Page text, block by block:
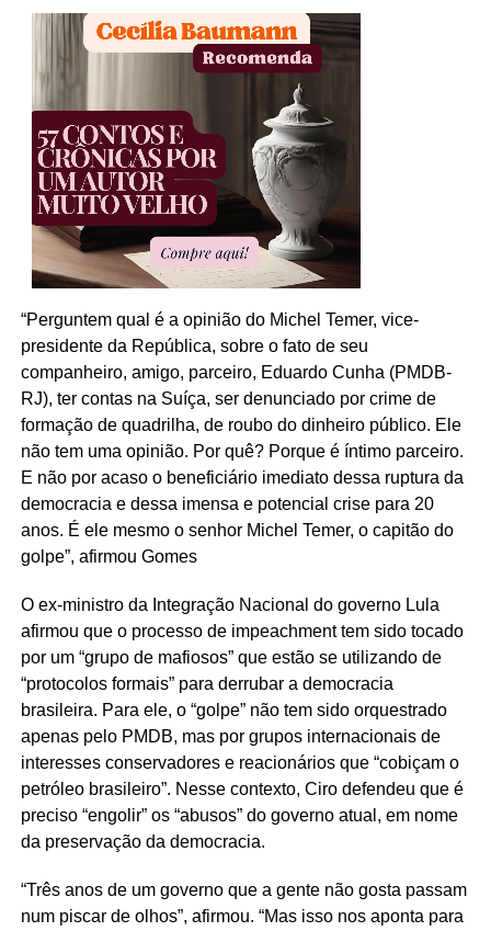
“Perguntem qual é a opinião do Michel Temer, vice-
presidente da República, sobre o fato de seu
companheiro, amigo, parceiro, Eduardo Cunha (PMDB-
RJ), ter contas na Suíça, ser denunciado por crime de
formação de quadrilha, de roubo do dinheiro público. Ele
não tem uma opinião. Por quê? Porque é íntimo parceiro.
E não por acaso o beneficiário imediato dessa ruptura da
democracia e dessa imensa e potencial crise para 20
anos. É ele mesmo o senhor Michel Temer, o capitão do
golpe”, afirmou Gomes
O ex-ministro da Integração Nacional do governo Lula
afirmou que o processo de impeachment tem sido tocado
por um “grupo de mafiosos” que estão se utilizando de
“protocolos formais” para derrubar a democracia
brasileira. Para ele, o “golpe” não tem sido orquestrado
apenas pelo PMDB, mas por grupos internacionais de
interesses conservadores e reacionários que “cobiçam o
petróleo brasileiro”. Nesse contexto, Ciro defendeu que é
preciso “engolir” os “abusos” do governo atual, em nome
da preservação da democracia.
“Três anos de um governo que a gente não gosta passam
num piscar de olhos”, afirmou. “Mas isso nos aponta para